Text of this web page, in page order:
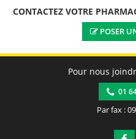
CONTACTEZ VOTRE
POSER
Pour nous
01
Par fax :